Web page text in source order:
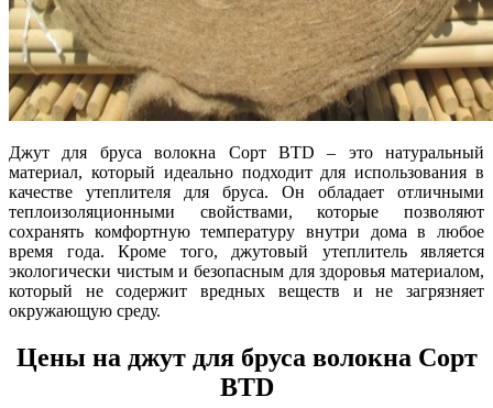
Джут для бруса волокна Сорт BTD – это натуральный
материал, который идеально подходит для использования в
качестве утеплителя для бруса. Он обладает отличными
теплоизоляционными свойствами, которые позволяют
сохранять комфортную температуру внутри дома в любое
время года. Кроме того, джутовый утеплитель является
экологически чистым и безопасным для здоровья материалом,
который не содержит вредных веществ и не загрязняет
окружающую среду.
Цены на джут для бруса волокна Сорт
BTD